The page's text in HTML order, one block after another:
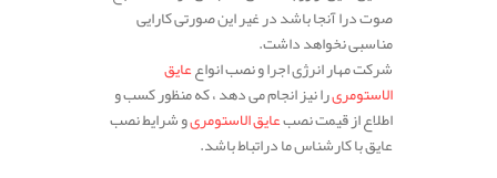
صوت درا آنجا باشد در غیر این صورتی کارایی
مناسبی نخواهد داشت.
شرکت مهار انرژی اجرا و نصب انواععایق
الاستومریرا نیز انجام می دهد ، که منظور کسب و
اطلاع از قیمت نصبعایق الاستومریو شرایط نصب
عایق با کارشناس ما دراتباط باشد.